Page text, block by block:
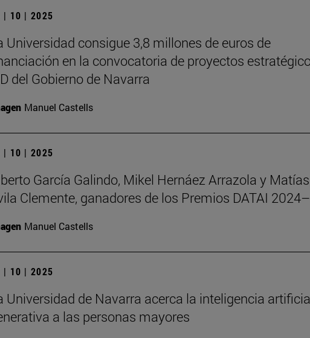
| 10 | 2025
Universidad consigue 3,8 millones de euros de
en la convocatoria de proyectos
del Gobierno de Navarra
Manuel Castells
| 10 | 2025
García Galindo, Mikel Hernáez Arrazola y Matías
Clemente, ganadores de los Premios DATAI
Manuel Castells
| 10 | 2025
Universidad de Navarra acerca la inteligencia
a las personas mayores